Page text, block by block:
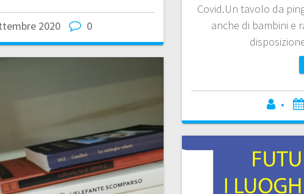
2020 0
Covid.Un tavolo da
anche di bambini e
•